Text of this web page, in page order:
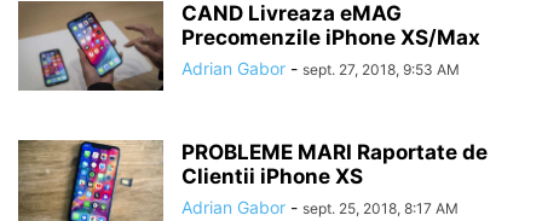
CAND Livreaza eMAG
Precomenzile iPhone XS/Max
Adrian Gabor - sept. 27, 2018, 9:53 AM
PROBLEME MARI Raportate de
Clientii iPhone XS
Adrian Gabor - sept. 25, 2018, 8:17 AM